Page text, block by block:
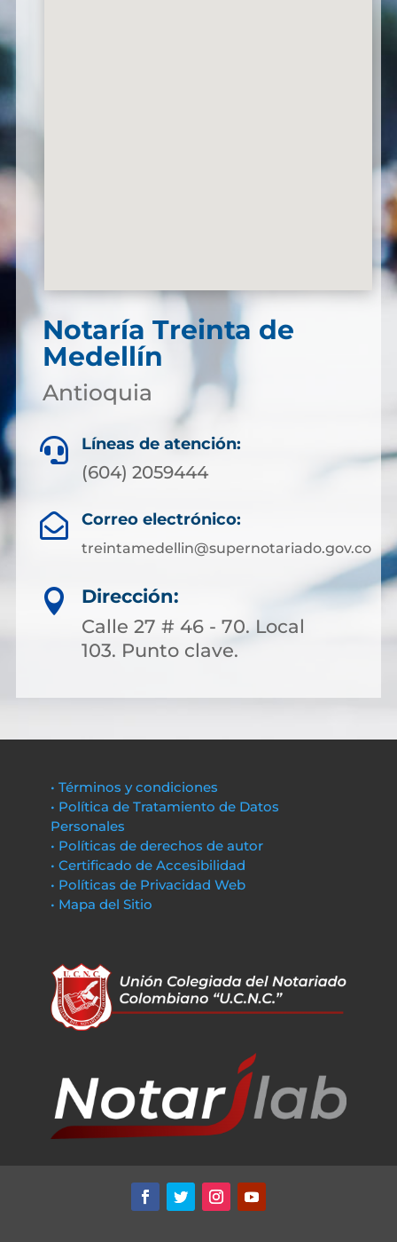
Notaría Treinta de
Medellín
Antioquia
 Líneas de atención:
(604) 2059444
 Correo electrónico:
treintamedellin@supernotariado.gov.co

Dirección:
Calle 27 # 46 - 70. Local
103. Punto clave.
• Términos y condiciones
• Política de Tratamiento de Datos
Personales
• Políticas de derechos de autor
• Certificado de Accesibilidad
• Políticas de Privacidad Web
• Mapa del Sitio